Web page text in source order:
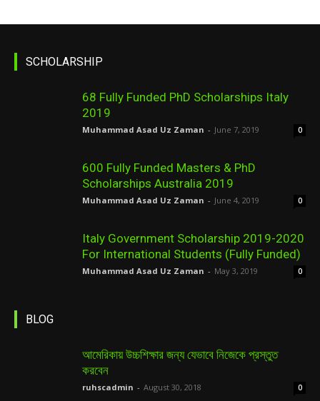
SCHOLARSHIP
68 Fully Funded PhD Scholarships Italy
2019
Muhammad Asad Uz Zaman - June 7, 2019 0
600 Fully Funded Masters & PhD
Scholarships Australia 2019
Muhammad Asad Uz Zaman - June 4, 2019 0
Italy Government Scholarship 2019-2020
For International Students (Fully Funded)
Muhammad Asad Uz Zaman - May 3, 2019 0
BLOG
আমেরিকায় উচ্চশিক্ষার জন্য যেভাবে নিজেকে প্রস্তুত
করবেন
ruhscadmin - August 30, 2018 0